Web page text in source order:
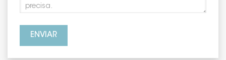
ENVIAR